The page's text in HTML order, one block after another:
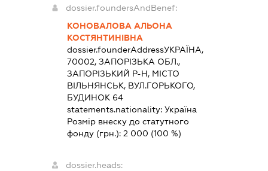
dossier.foundersAndBenef:
КОНОВАЛОВА АЛЬОНА
КОСТЯНТИНІВНА
dossier.founderAddressУКРАЇНА,
70002, ЗАПОРІЗЬКА ОБЛ.,
ЗАПОРІЗЬКИЙ Р-Н, МІСТО
ВІЛЬНЯНСЬК, ВУЛ.ГОРЬКОГО,
БУДИНОК 64
statements.nationality: Україна
Розмір внеску до статутного
фонду (грн.): 2 000 (100 %)
dossier.heads: